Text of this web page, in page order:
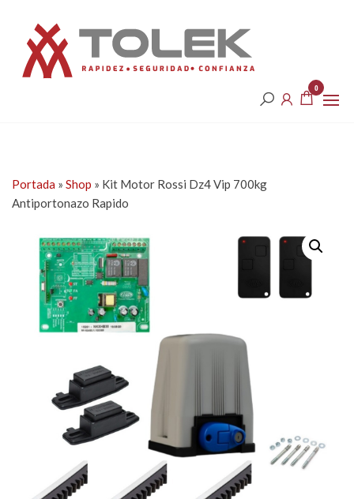
contenido
0
Portada » Shop » Kit Motor Rossi Dz4 Vip 700kg
Antiportonazo Rapido